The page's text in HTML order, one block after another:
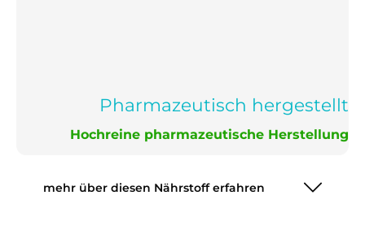
Pharmazeutisch hergestellt
Hochreine pharmazeutische Herstellung
mehr über diesen Nährstoff erfahren